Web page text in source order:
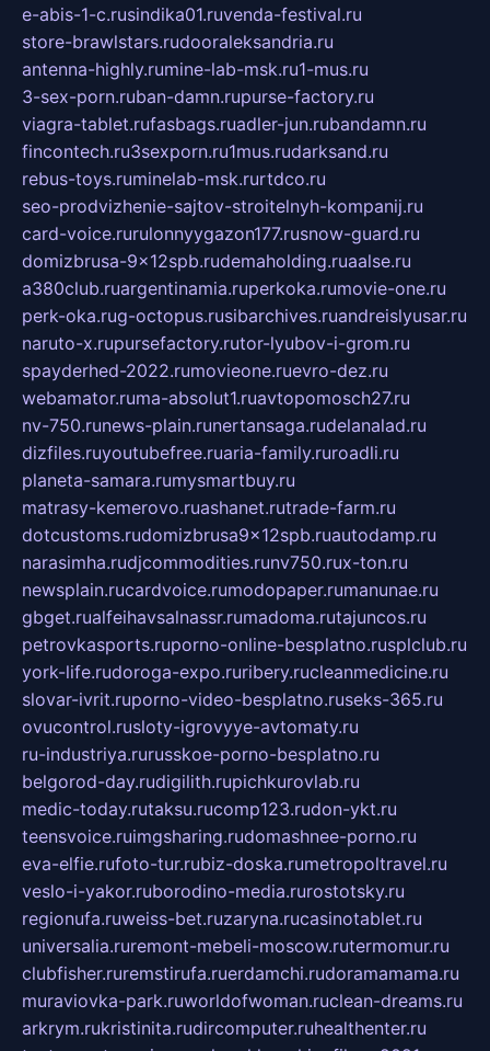
e-abis-1-c.rusindika01.ruvenda-festival.ru
store-brawlstars.rudooraleksandria.ru
antenna-highly.rumine-lab-msk.ru1-mus.ru
3-sex-porn.ruban-damn.rupurse-factory.ru
viagra-tablet.rufasbags.ruadler-jun.rubandamn.ru
fincontech.ru3sexporn.ru1mus.rudarksand.ru
rebus-toys.ruminelab-msk.rurtdco.ru
seo-prodvizhenie-sajtov-stroitelnyh-kompanij.ru
card-voice.rurulonnyygazon177.rusnow-guard.ru
domizbrusa-9x12spb.rudemaholding.ruaalse.ru
a380club.ruargentinamia.ruperkoka.rumovie-one.ru
perk-oka.rug-octopus.rusibarchives.ruandreislyusar.ru
naruto-x.rupursefactory.rutor-lyubov-i-grom.ru
spayderhed-2022.rumovieone.ruevro-dez.ru
webamator.ruma-absolut1.ruavtopomosch27.ru
nv-750.runews-plain.runertansaga.rudelanalad.ru
dizfiles.ruyoutubefree.ruaria-family.ruroadli.ru
planeta-samara.rumysmartbuy.ru
matrasy-kemerovo.ruashanet.rutrade-farm.ru
dotcustoms.rudomizbrusa9x12spb.ruautodamp.ru
narasimha.rudjcommodities.runv750.rux-ton.ru
newsplain.rucardvoice.rumodopaper.rumanunae.ru
gbget.rualfeihavsalnassr.rumadoma.rutajuncos.ru
petrovkasports.ruporno-online-besplatno.rusplclub.ru
york-life.rudoroga-expo.ruribery.rucleanmedicine.ru
slovar-ivrit.ruporno-video-besplatno.ruseks-365.ru
ovucontrol.rusloty-igrovyye-avtomaty.ru
ru-industriya.rurusskoe-porno-besplatno.ru
belgorod-day.rudigilith.rupichkurovlab.ru
medic-today.rutaksu.rucomp123.rudon-ykt.ru
teensvoice.ruimgsharing.rudomashnee-porno.ru
eva-elfie.rufoto-tur.rubiz-doska.rumetropoltravel.ru
veslo-i-yakor.ruborodino-media.rurostotsky.ru
regionufa.ruweiss-bet.ruzaryna.rucasinotablet.ru
universalia.ruremont-mebeli-moscow.rutermomur.ru
clubfisher.ruremstirufa.ruerdamchi.rudoramamama.ru
muraviovka-park.ruworldofwoman.ruclean-dreams.ru
arkrym.rukristinita.rudircomputer.ruhealthenter.ru